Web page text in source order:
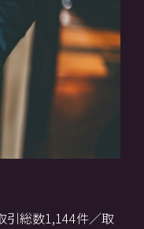
引総数1,144件／取